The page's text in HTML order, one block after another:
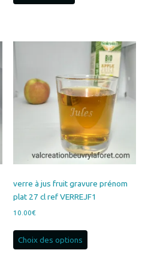
verre à jus fruit gravure prénom
plat 27 cl ref VERREJF1
10.00€
Choix des options
Ce